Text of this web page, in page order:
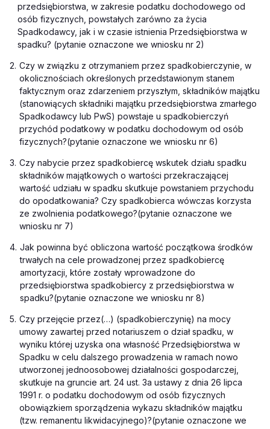
przedsiębiorstwa, w zakresie podatku dochodowego od
osób fizycznych, powstałych zarówno za życia
Spadkodawcy, jak i w czasie istnienia Przedsiębiorstwa w
spadku? (pytanie oznaczone we wniosku nr 2)
2. Czy w związku z otrzymaniem przez spadkobierczynie, w
okolicznościach określonych przedstawionym stanem
faktycznym oraz zdarzeniem przyszłym, składników majątku
(stanowiących składniki majątku przedsiębiorstwa zmarłego
Spadkodawcy lub PwS) powstaje u spadkobierczyń
przychód podatkowy w podatku dochodowym od osób
fizycznych?(pytanie oznaczone we wniosku nr 6)
3. Czy nabycie przez spadkobiercę wskutek działu spadku
składników majątkowych o wartości przekraczającej
wartość udziału w spadku skutkuje powstaniem przychodu
do opodatkowania? Czy spadkobierca wówczas korzysta
ze zwolnienia podatkowego?(pytanie oznaczone we
wniosku nr 7)
4. Jak powinna być obliczona wartość początkowa środków
trwałych na cele prowadzonej przez spadkobiercę
amortyzacji, które zostały wprowadzone do
przedsiębiorstwa spadkobiercy z przedsiębiorstwa w
spadku?(pytanie oznaczone we wniosku nr 8)
5. Czy przejęcie przez(…) (spadkobierczynię) na mocy
umowy zawartej przed notariuszem o dział spadku, w
wyniku której uzyska ona własność Przedsiębiorstwa w
Spadku w celu dalszego prowadzenia w ramach nowo
utworzonej jednoosobowej działalności gospodarczej,
skutkuje na gruncie art. 24 ust. 3a ustawy z dnia 26 lipca
1991 r. o podatku dochodowym od osób fizycznych
obowiązkiem sporządzenia wykazu składników majątku
(tzw. remanentu likwidacyjnego)?(pytanie oznaczone we